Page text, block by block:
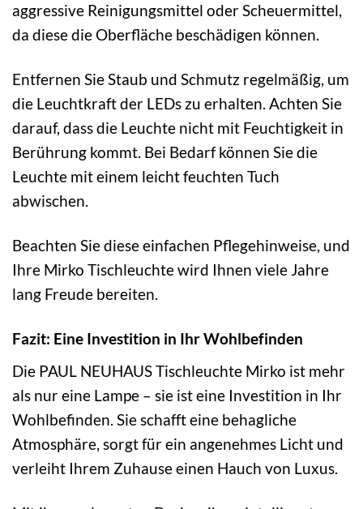
aggressive Reinigungsmittel oder Scheuermittel,
da diese die Oberfläche beschädigen können.
Entfernen Sie Staub und Schmutz regelmäßig, um
die Leuchtkraft der LEDs zu erhalten. Achten Sie
darauf, dass die Leuchte nicht mit Feuchtigkeit in
Berührung kommt. Bei Bedarf können Sie die
Leuchte mit einem leicht feuchten Tuch
abwischen.
Beachten Sie diese einfachen Pflegehinweise, und
Ihre Mirko Tischleuchte wird Ihnen viele Jahre
lang Freude bereiten.
Fazit: Eine Investition in Ihr Wohlbefinden
Die PAUL NEUHAUS Tischleuchte Mirko ist mehr
als nur eine Lampe – sie ist eine Investition in Ihr
Wohlbefinden. Sie schafft eine behagliche
Atmosphäre, sorgt für ein angenehmes Licht und
verleiht Ihrem Zuhause einen Hauch von Luxus.